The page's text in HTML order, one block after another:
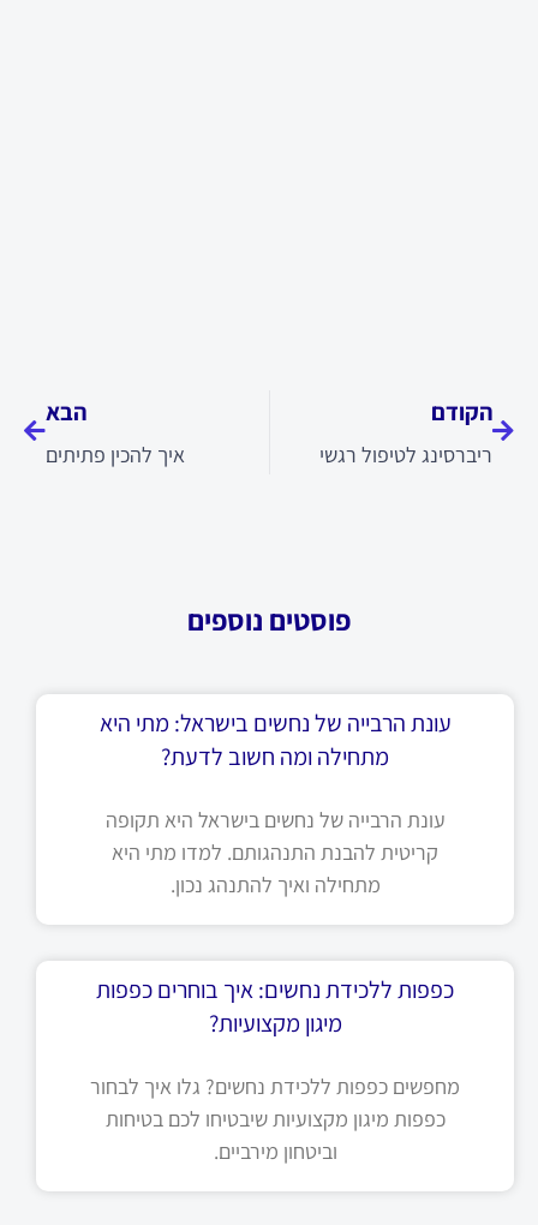
הקודם
ריברסינג לטיפול רגשי
הבא
איך להכין פתיתים
פוסטים נוספים
עונת הרבייה של נחשים בישראל: מתי היא
מתחילה ומה חשוב לדעת?
עונת הרבייה של נחשים בישראל היא תקופה
קריטית להבנת התנהגותם. למדו מתי היא
מתחילה ואיך להתנהג נכון.
כפפות ללכידת נחשים: איך בוחרים כפפות
מיגון מקצועיות?
מחפשים כפפות ללכידת נחשים? גלו איך לבחור
כפפות מיגון מקצועיות שיבטיחו לכם בטיחות
וביטחון מירביים.